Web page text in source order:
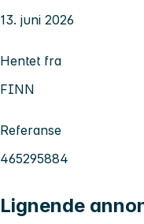
13. juni 2026
Hentet fra
FINN
Referanse
465295884
Lignende